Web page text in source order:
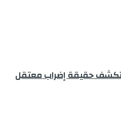
تكشف حقيقة إضراب معتقل